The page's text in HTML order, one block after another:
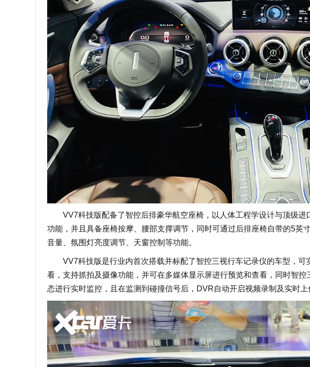
VV7科技版配备了智控后排豪华航空座椅，以人体工程学设计与顶级进
功能，并且具备座椅按摩、腰部支撑调节，同时可通过后排座椅自带的5英
音量、氛围灯亮度调节、天窗控制等功能。
VV7科技版是行业内首次搭载并标配了智控三视行车记录仪的车型，可
看，支持抓拍及摄像功能，并可在多媒体显示屏进行预览和查看，同时智
态进行实时监控，且在监测到碰撞信号后，DVR自动开启视频录制及实时上